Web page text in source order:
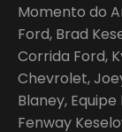
Momento do
Ford, Brad
Corrida Ford,
Chevrolet,
Blaney,
Fenway